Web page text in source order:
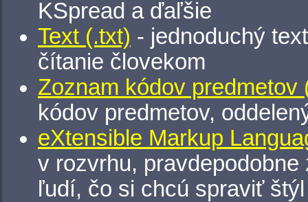
KSpread a ďaľšie
Text (.txt) - jednoduchý
čítanie človekom
Zoznam kódov predmetov
kódov predmetov,
eXtensible Markup
v rozvrhu,
ľudí, čo si chcú spraviť